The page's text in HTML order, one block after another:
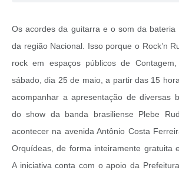
Os acordes da guitarra e o som da bateria
da região Nacional. Isso porque o Rock’n
rock em espaços públicos de
sábado, dia 25 de maio, a partir das 15
acompanhar a apresentação de diversas
do show da banda brasiliense Plebe
acontecer na avenida Antônio Costa
Orquídeas, de forma inteiramente gratuita
A iniciativa conta com o apoio da